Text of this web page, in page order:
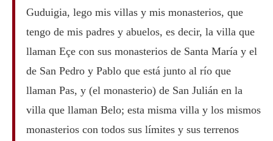
Guduigia, lego mis villas y mis monasterios, que
tengo de mis padres y abuelos, es decir, la villa que
llaman Eçe con sus monasterios de Santa María y el
de San Pedro y Pablo que está junto al río que
llaman Pas, y (el monasterio) de San Julián en la
villa que llaman Belo; esta misma villa y los mismos
monasterios con todos sus límites y sus terrenos